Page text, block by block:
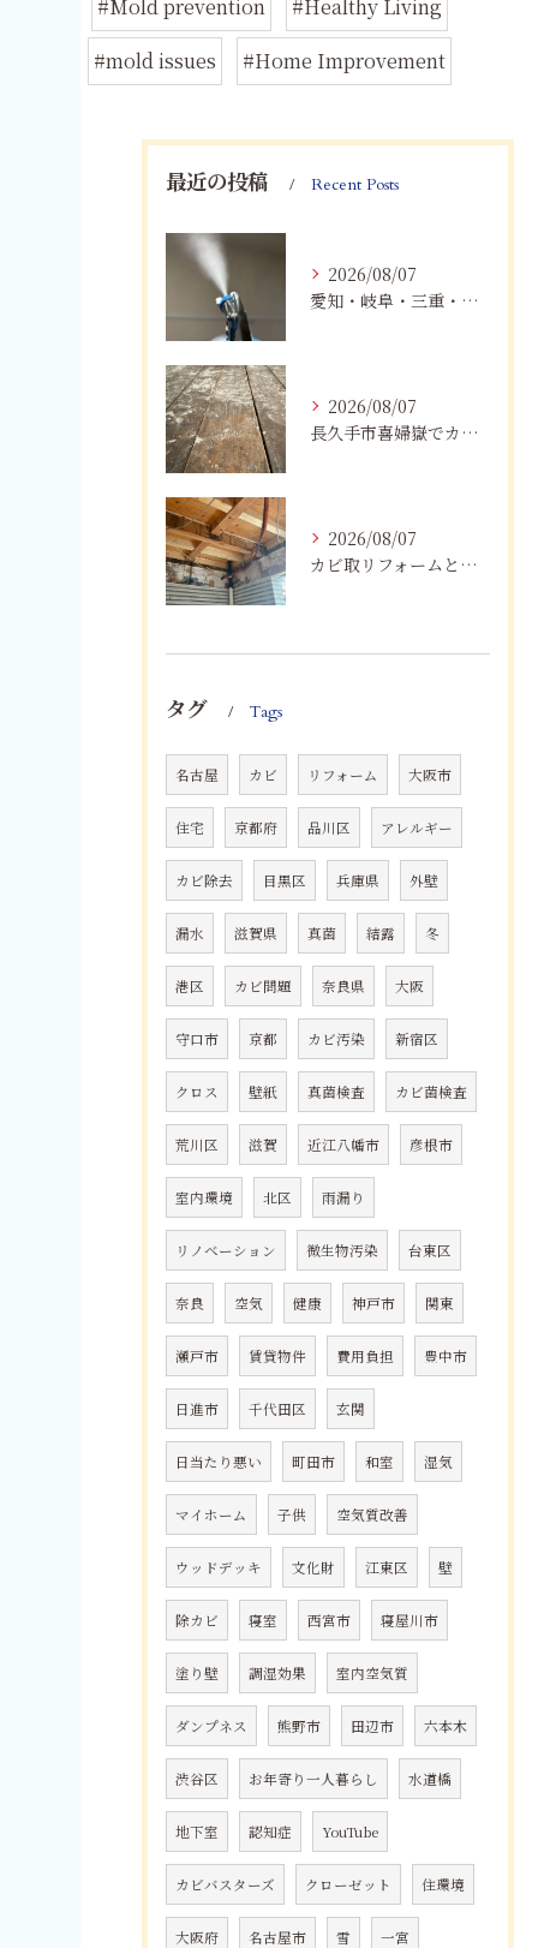
#Mold prevention
#Healthy Living
#mold issues
#Home Improvement
最近の投稿 Recent Posts
2026/08/07
愛知・岐阜・三重・静岡でカビアレルギーにお悩みの方へ｜MIST工法®による安全なカビ対策と健康な住まいづくり
2026/08/07
長久手市喜婦嶽でカビに悩んだら｜住宅の湿気対策とプロによる解決方法
2026/08/07
カビ取リフォームと専門業者を比較！根本解決を選ぶポイント
タグ Tags
名古屋 カビ リフォーム 大阪市
住宅 京都府 品川区 アレルギー
カビ除去 目黒区 兵庫県 外壁
漏水 滋賀県 真菌 結露 冬
港区 カビ問題 奈良県 大阪
守口市 京都 カビ汚染 新宿区
クロス 壁紙 真菌検査 カビ菌検査
荒川区 滋賀 近江八幡市 彦根市
室内環境 北区 雨漏り
リノベーション 微生物汚染 台東区
奈良 空気 健康 神戸市 関東
瀬戸市 賃貸物件 費用負担 豊中市
日進市 千代田区 玄関
日当たり悪い 町田市 和室 湿気
マイホーム 子供 空気質改善
ウッドデッキ 文化財 江東区 壁
除カビ 寝室 西宮市 寝屋川市
塗り壁 調湿効果 室内空気質
ダンプネス 熊野市 田辺市 六本木
渋谷区 お年寄り一人暮らし 水道橋
地下室 認知症 YouTube
カビバスターズ クローゼット 住環境
大阪府 名古屋市 雪 一宮